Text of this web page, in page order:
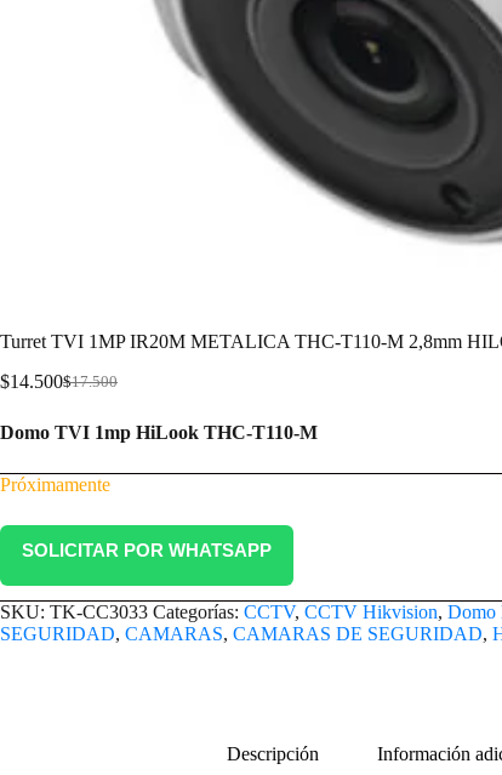
Turret TVI 1MP IR20M METALICA THC-T110-M 2,8mm
$17.500
$14.500
Domo TVI 1mp HiLook THC-T110-M
Próximamente
SOLICITAR POR WHATSAPP
SKU: TK-CC3033 Categorías: CCTV, CCTV Hikvision, Domo
SEGURIDAD, CAMARAS, CAMARAS DE SEGURIDAD,
Descripción Información